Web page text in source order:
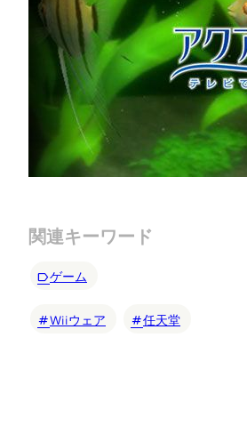
関連キーワード
ゲーム
Wiiウェア 任天堂